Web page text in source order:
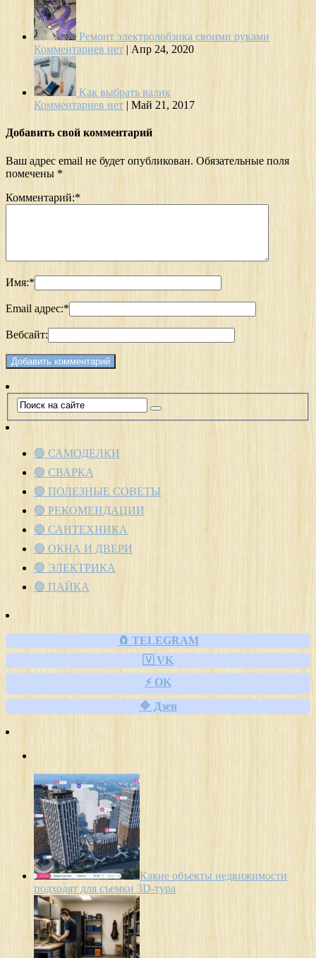
Ремонт электролобзика своими руками
Комментариев нет | Апр 24, 2020
Как выбрать валик
Комментариев нет | Май 21, 2017
Добавить свой комментарий
Ваш адрес email не будет опубликован. Обязательные поля
помечены *
Комментарий:*
Имя:*
Email адрес:*
Вебсайт:
🟢 САМОДЕЛКИ
🟢 СВАРКА
🟢 ПОЛЕЗНЫЕ СОВЕТЫ
🟢 РЕКОМЕНДАЦИИ
🟢 САНТЕХНИКА
🟢 ОКНА И ДВЕРИ
🟢 ЭЛЕКТРИКА
🟢 ПАЙКА
🧲 TELEGRAM
🇻 VK
⚡ OK
🔷 Дзен
Какие объекты недвижимости
подходят для съемки 3D-тура